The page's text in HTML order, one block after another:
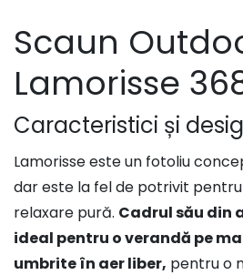
Scaun
Lamorisse
Caracteristici și
Lamorisse este un fotoliu
dar este la fel de potrivit
relaxare pură. Cadrul său din
ideal pentru o verandă pe
umbrite în aer liber, pentru o